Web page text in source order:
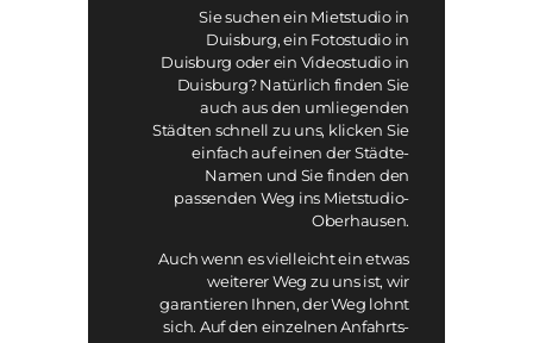
Sie suchen ein Mietstudio in
Duisburg, ein Fotostudio in
Duisburg oder ein Videostudio in
Duisburg? Natürlich finden Sie
auch aus den umliegenden
Städten schnell zu uns, klicken Sie
einfach auf einen der Städte-
Namen und Sie finden den
passenden Weg ins Mietstudio-
Oberhausen.
Auch wenn es vielleicht ein etwas
weiterer Weg zu uns ist, wir
garantieren Ihnen, der Weg lohnt
sich. Auf den einzelnen Anfahrts-